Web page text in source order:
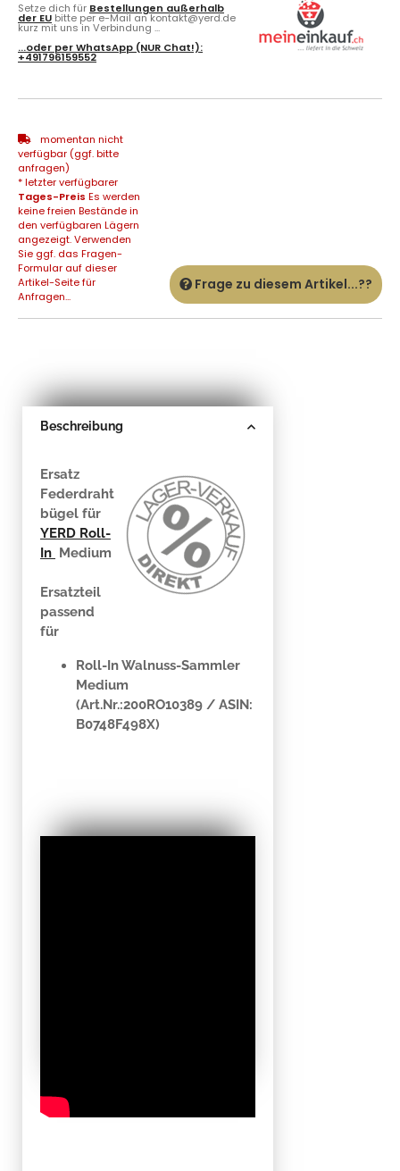
Setze dich für Bestellungen außerhalb
der EU bitte per e-Mail an kontakt@yerd.de
kurz mit uns in Verbindung ...
...oder perWhatsApp (NUR Chat!):
+491796159552
momentan nicht
verfügbar (ggf. bitte
anfragen)
* letzter verfügbarer
Tages-Preis Es werden
keine freien Bestände in
den verfügbaren Lägern
angezeigt. Verwenden
Sie ggf. das Fragen-
Formular auf dieser
Artikel-Seite für
Anfragen...
Frage zu diesem Artikel...??
Beschreibung
Ersatz
Federdraht
bügel für
YERD Roll-
In Medium
Ersatzteil
passend
für
Roll-In Walnuss-Sammler
Medium
(Art.Nr.:200RO10389 / ASIN:
B0748F498X)